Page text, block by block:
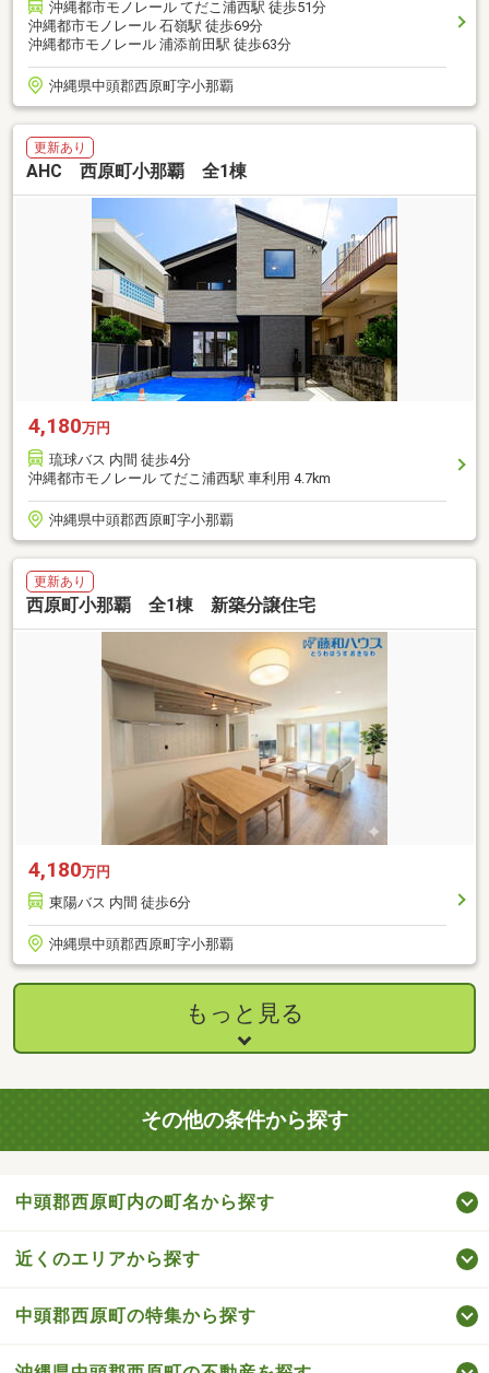
沖縄都市モノレール てだこ浦西駅 徒歩51分
沖縄都市モノレール 石嶺駅 徒歩69分
沖縄都市モノレール 浦添前田駅 徒歩63分
沖縄県中頭郡西原町字小那覇
更新あり
AHC 西原町小那覇 全1棟
4,180万円
琉球バス 内間 徒歩4分
沖縄都市モノレール てだこ浦西駅 車利用 4.7km
沖縄県中頭郡西原町字小那覇
更新あり
西原町小那覇 全1棟 新築分譲住宅
4,180万円
東陽バス 内間 徒歩6分
沖縄県中頭郡西原町字小那覇
もっと見る
その他の条件から探す
中頭郡西原町内の町名から探す
近くのエリアから探す
中頭郡西原町の特集から探す